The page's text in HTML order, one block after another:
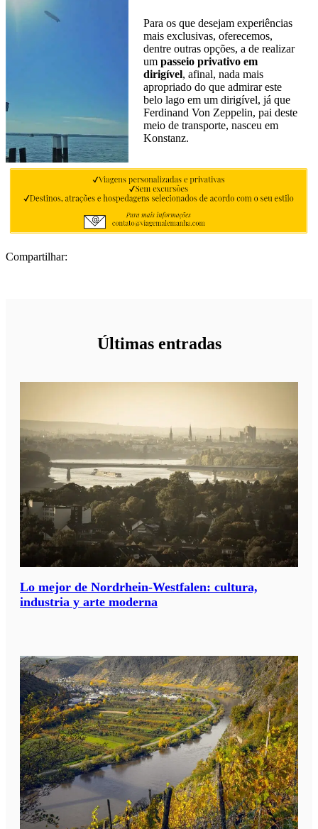
Para os que desejam experiências
mais exclusivas, oferecemos,
dentre outras opções, a de realizar
um passeio privativo em
dirigível, afinal, nada mais
apropriado do que admirar este
belo lago em um dirigível, já que
Ferdinand Von Zeppelin, pai deste
meio de transporte, nasceu em
Konstanz.
Compartilhar:
Últimas entradas
Lo mejor de Nordrhein-Westfalen: cultura,
industria y arte moderna